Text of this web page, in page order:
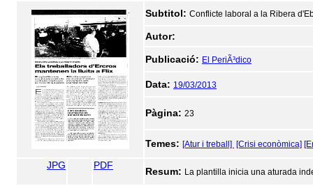
Subtitol: Conflicte laboral a la Ribera
Autor:
Publicació: El PeriÃ³dico
Data: 19/03/2013
Pàgina: 23
Temes: [Atur i treball] [Crisi econòmica]
JPG PDF
Resum: La plantilla inicia una aturada